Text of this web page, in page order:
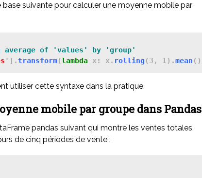
suivante pour calculer une moyenne mobile par
average of 'values' by 'group'
'].transform(lambda x: x. rolling (3, 1).mean
utiliser cette syntaxe dans la pratique.
mobile par groupe dans Pandas
pandas suivant qui montre les ventes totales
de cinq périodes de vente :